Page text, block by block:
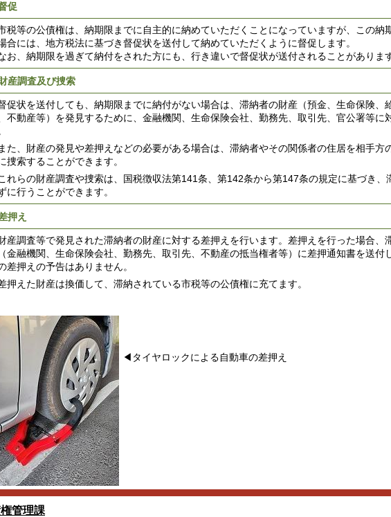
促
税等の公債権は、納期限までに自主的に納めていただくことになっていますが、この納
合には、地方税法に基づき督促状を送付して納めていただくように督促します。
お、納期限を過ぎて納付をされた方にも、行き違いで督促状が送付されることがあります
産調査及び捜索
促状を送付しても、納期限までに納付がない場合は、滞納者の財産（預金、生命保険、
不動産等）を発見するために、金融機関、生命保険会社、勤務先、取引先、官公署等に
た、財産の発見や差押えなどの必要がある場合は、滞納者やその関係者の住居を相手方
捜索することができます。
れらの財産調査や捜索は、国税徴収法第141条、第142条から第147条の規定に基づき、
に行うことができます。
押え
産調査等で発見された滞納者の財産に対する差押えを行います。差押えを行った場合、
金融機関、生命保険会社、勤務先、取引先、不動産の抵当権者等）に差押通知書を送付
差押えの予告はありません。
押えた財産は換価して、滞納されている市税等の公債権に充てます。
◀タイヤロックによる自動車の差押え
管理課